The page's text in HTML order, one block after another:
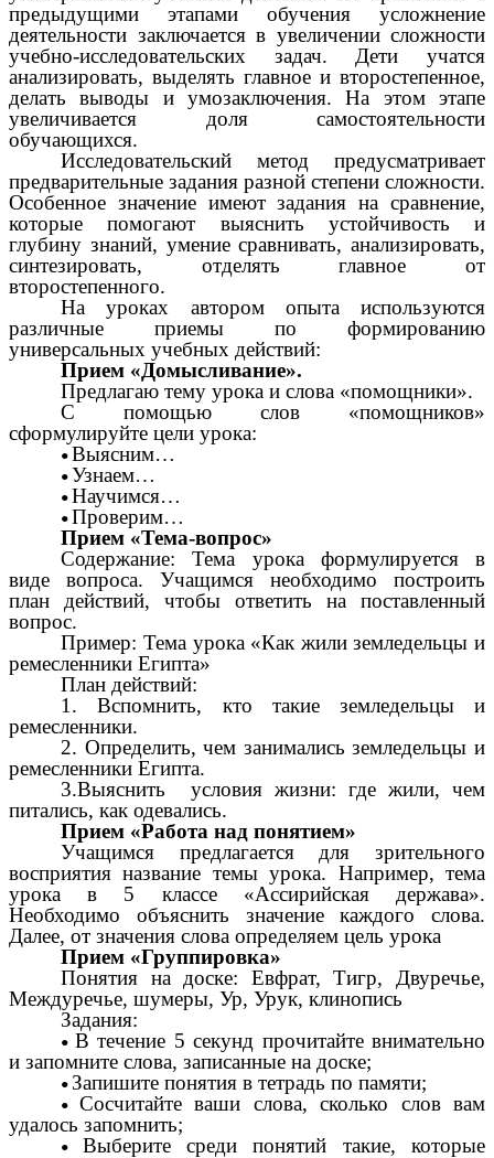
предыдущими этапами обучения усложнение
деятельности заключается в увеличении сложности
учебно-исследовательских задач. Дети учатся
анализировать, выделять главное и второстепенное,
делать выводы и умозаключения. На этом этапе
увеличивается доля самостоятельности
обучающихся.
Исследовательский метод предусматривает
предварительные задания разной степени сложности.
Особенное значение имеют задания на сравнение,
которые помогают выяснить устойчивость и
глубину знаний, умение сравнивать, анализировать,
синтезировать, отделять главное от
второстепенного.
На уроках автором опыта используются
различные приемы по формированию
универсальных учебных действий:
Прием «Домысливание».
Предлагаю тему урока и слова «помощники».
С помощью слов «помощников»
сформулируйте цели урока:
Выясним…
Узнаем…
Научимся…
Проверим…
Прием «Тема-вопрос»
Содержание: Тема урока формулируется в
виде вопроса. Учащимся необходимо построить
план действий, чтобы ответить на поставленный
вопрос.
Пример: Тема урока «Как жили земледельцы и
ремесленники Египта»
План действий:
1. Вспомнить, кто такие земледельцы и
ремесленники.
2. Определить, чем занимались земледельцы и
ремесленники Египта.
3.Выяснить условия жизни: где жили, чем
питались, как одевались.
Прием «Работа над понятием»
Учащимся предлагается для зрительного
восприятия название темы урока. Например, тема
урока в 5 классе «Ассирийская держава».
Необходимо объяснить значение каждого слова.
Далее, от значения слова определяем цель урока
Прием «Группировка»
Понятия на доске: Евфрат, Тигр, Двуречье,
Междуречье, шумеры, Ур, Урук, клинопись
Задания:
В течение 5 секунд прочитайте внимательно
и запомните слова, записанные на доске;
Запишите понятия в тетрадь по памяти;
Сосчитайте ваши слова, сколько слов вам
удалось запомнить;
Выберите среди понятий такие, которые